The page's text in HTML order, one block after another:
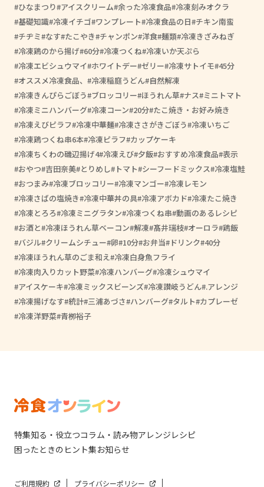
ひなまつり アイスクリーム 余った冷凍食品 冷凍刻みオクラ
基礎知識 冷凍イチゴ ワンプレート 冷凍食品の日 チキン南蛮
チヂミ なす たこやき チャンポン 洋食 麺類 冷凍きざみねぎ
冷凍鶏のから揚げ 60分 冷凍つくね 冷凍いか天ぷら
冷凍エビシュウマイ ホワイトデー ゼリー 冷凍サトイモ 45分
オススメ冷凍食品、
冷凍稲庭うどん 自然解凍
冷凍きんぴらごぼう ブロッコリー ほうれん草 ナス ミニトマト
冷凍ミニハンバーグ 冷凍コーン 20分 たこ焼き・お好み焼き
冷凍えびピラフ 冷凍中華麺 冷凍ささがきごぼう 冷凍いちご
冷凍鶏つくね串6本 冷凍ピラフ カップケーキ
冷凍ちくわの磯辺揚げ4 冷凍えび 夕飯 おすすめ冷凍食品 表示
おやつ 吉田奈美 とりめし トマト シーフードミックス 冷凍塩鮭
おつまみ 冷凍ブロッコリー 冷凍マンゴー 冷凍レモン
冷凍さばの塩焼き 冷凍中華丼の具 冷凍アボカド 冷凍たこ焼き
冷凍とろろ 冷凍ミニグラタン 冷凍つくね串 動画のあるレシピ
お酒と 冷凍ほうれん草ベーコン 解凍 髙井瑞枝 オーロラ 鶏飯
バジル クリームシチュー 卵 10分 お弁当 ドリンク 40分
冷凍ほうれん草のごま和え 冷凍白身魚フライ
冷凍肉入りカット野菜 冷凍ハンバーグ 冷凍シュウマイ
アイスケーキ 冷凍ミックスビーンズ 冷凍讃岐うどん .アレンジ
冷凍揚げなす 統計 三浦あづさ ハンバーグ タルト カプレーゼ
冷凍洋野菜 青栁裕子
特集知る・役立つコラム・読み物アレンジレシピ
困ったときのヒント集お知らせ
ご利用規約 プライバシーポリシー